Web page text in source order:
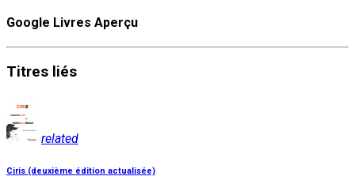
Google Livres Aperçu
Titres liés
related
Ciris (deuxième édition actualisée)